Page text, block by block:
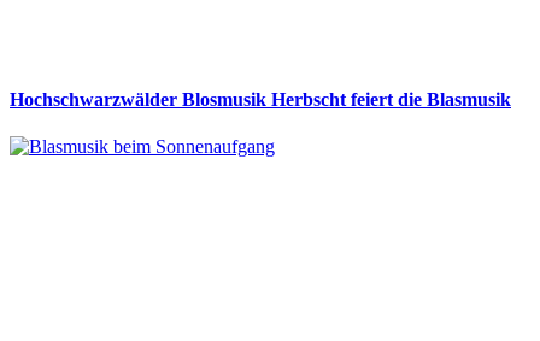
Hochschwarzwälder Blosmusik Herbscht feiert die Blasmusik